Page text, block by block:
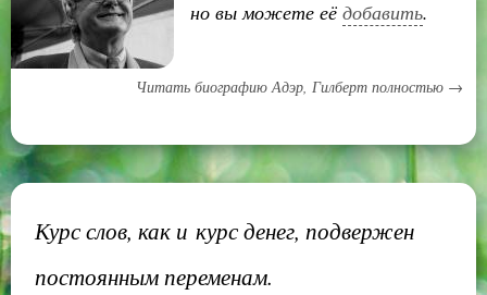
но вы можете её добавить.
Читать биографию Адэр, Гилберт полностью →
Курс слов, как и курс денег, подвержен
постоянным переменам.